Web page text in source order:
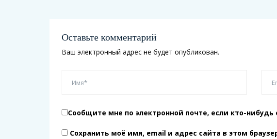
Оставьте комментарий
Ваш электронный адрес не будет опубликован.
Сообщите мне по электронной почте, если кто-
Сохранить моё имя, email и адрес сайта в этом